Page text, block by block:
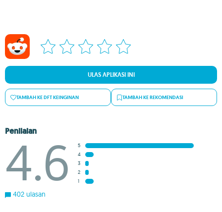
ULAS APLIKASI INI
TAMBAH KE DFT KEINGINAN TAMBAH KE REKOMENDASI
Penilaian
4.6
5
4
3
2
1
402 ulasan